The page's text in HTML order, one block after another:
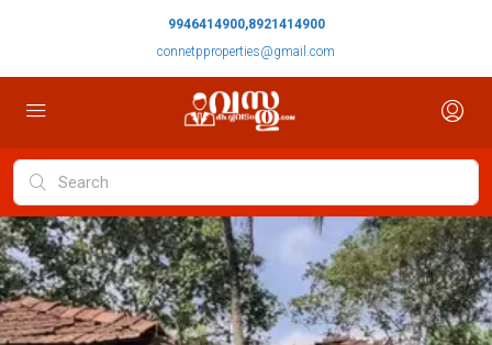
9946414900,8921414900
connetpproperties@gmail.com